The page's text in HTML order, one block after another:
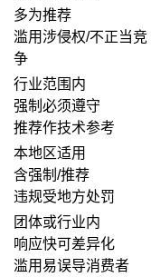
多为推荐
滥用涉侵权/不正当竞
争
行业范围内
强制必须遵守
推荐作技术参考
本地区适用
含强制/推荐
违规受地方处罚
团体或行业内
响应快可差异化
滥用易误导消费者